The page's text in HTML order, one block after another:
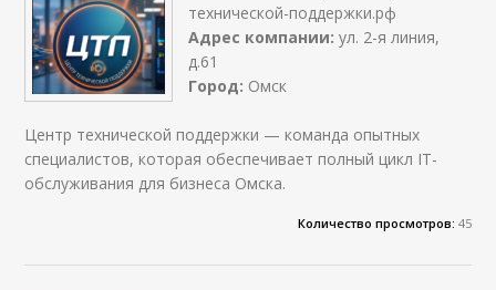
технической-поддержки.рф
Адрес компании:ул. 2-я линия,
д.61
Город: Омск
Центр технической поддержки — команда опытных
специалистов, которая обеспечивает полный цикл IT-
обслуживания для бизнеса Омска.
Количество просмотров: 45